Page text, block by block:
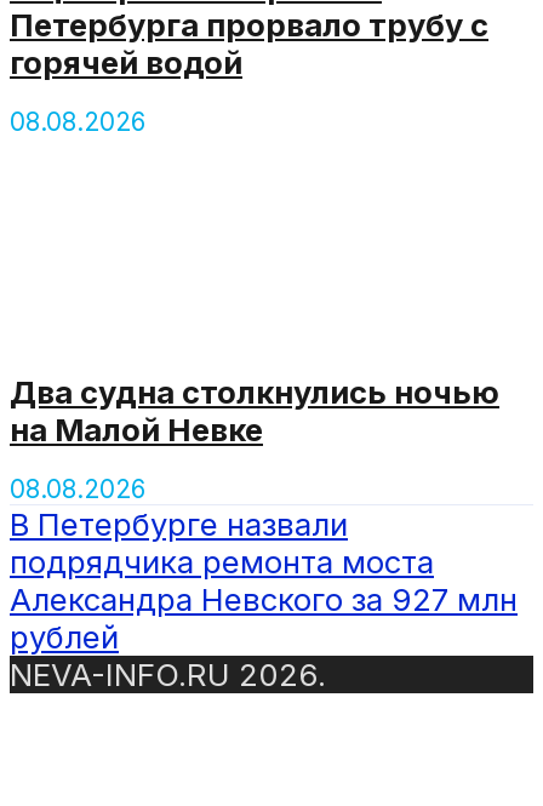
Петербурга прорвало трубу с
горячей водой
08.08.2026
Два судна столкнулись ночью
на Малой Невке
08.08.2026
В Петербурге назвали
подрядчика ремонта моста
Александра Невского за 927 млн
рублей
NEVA-INFO.RU 2026.